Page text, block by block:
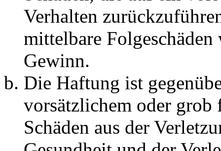
Verhalten
mittelbare Folgeschäden
Gewinn.
Die Haftung ist
vorsätzlichem oder grob
Schäden aus der